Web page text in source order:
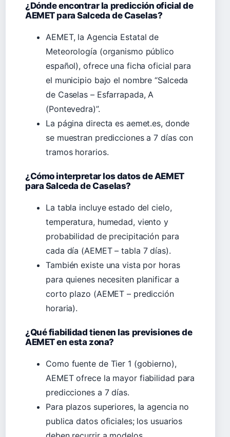
¿Dónde encontrar la predicción oficial de
AEMET para Salceda de Caselas?
AEMET, la Agencia Estatal de
Meteorología (organismo público
español), ofrece una ficha oficial para
el municipio bajo el nombre “Salceda
de Caselas – Esfarrapada, A
(Pontevedra)”.
La página directa es aemet.es, donde
se muestran predicciones a 7 días con
tramos horarios.
¿Cómo interpretar los datos de AEMET
para Salceda de Caselas?
La tabla incluye estado del cielo,
temperatura, humedad, viento y
probabilidad de precipitación para
cada día (AEMET – tabla 7 días).
También existe una vista por horas
para quienes necesiten planificar a
corto plazo (AEMET – predicción
horaria).
¿Qué fiabilidad tienen las previsiones de
AEMET en esta zona?
Como fuente de Tier 1 (gobierno),
AEMET ofrece la mayor fiabilidad para
predicciones a 7 días.
Para plazos superiores, la agencia no
publica datos oficiales; los usuarios